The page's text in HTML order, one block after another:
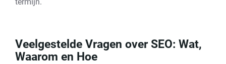
Veelgestelde Vragen over SEO: Wat,
Waarom en Hoe